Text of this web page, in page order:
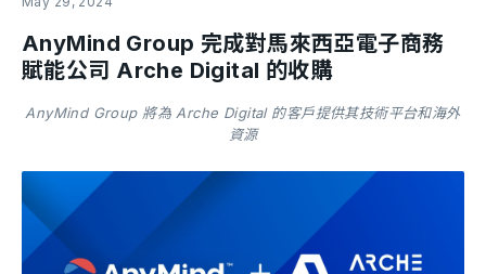
AnyMind Group 完成對馬來西亞電子商務
賦能公司 Arche Digital 的收購
AnyMind Group 將為 Arche Digital 的客戶提供其技術平台和海外
資源